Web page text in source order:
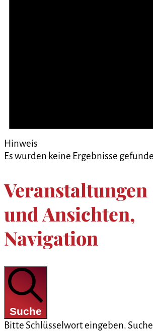
Hinweis
Es wurden keine Ergebnisse
Veranstaltungen
und Ansichten,
Navigation
Suche
Bitte Schlüsselwort eingeben.